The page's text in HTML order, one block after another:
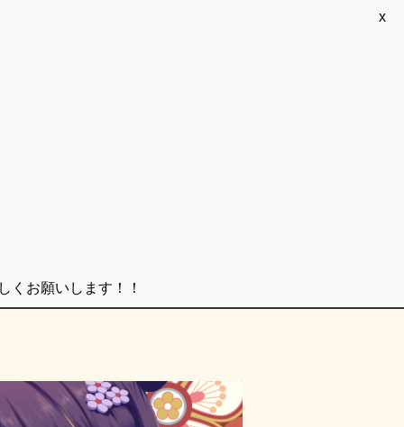
x
くお願いします！！